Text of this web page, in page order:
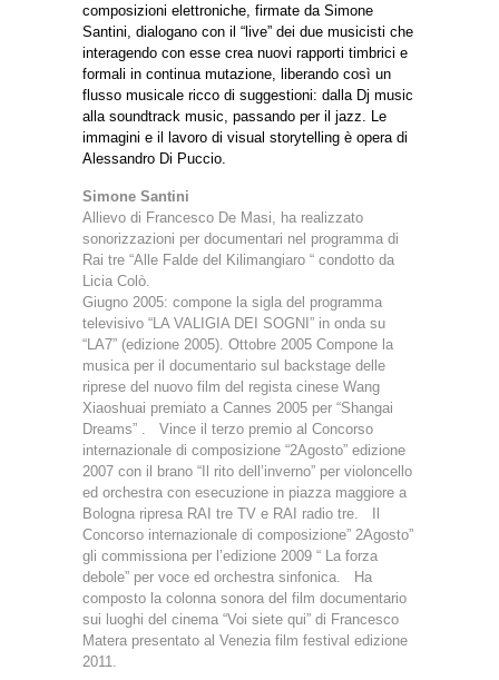
composizioni elettroniche, firmate da Simone
Santini, dialogano con il “live” dei due musicisti che
interagendo con esse crea nuovi rapporti timbrici e
formali in continua mutazione, liberando così un
flusso musicale ricco di suggestioni: dalla Dj music
alla soundtrack music, passando per il jazz. Le
immagini e il lavoro di visual storytelling è opera di
Alessandro Di Puccio.
Simone Santini
Allievo di Francesco De Masi, ha realizzato
sonorizzazioni per documentari nel programma di
Rai tre “Alle Falde del Kilimangiaro “ condotto da
Licia Colò.
Giugno 2005: compone la sigla del programma
televisivo “LA VALIGIA DEI SOGNI” in onda su
“LA7” (edizione 2005). Ottobre 2005 Compone la
musica per il documentario sul backstage delle
riprese del nuovo film del regista cinese Wang
Xiaoshuai premiato a Cannes 2005 per “Shangai
Dreams” . Vince il terzo premio al Concorso
internazionale di composizione “2Agosto” edizione
2007 con il brano “Il rito dell’inverno” per violoncello
ed orchestra con esecuzione in piazza maggiore a
Bologna ripresa RAI tre TV e RAI radio tre. Il
Concorso internazionale di composizione” 2Agosto”
gli commissiona per l’edizione 2009 “ La forza
debole” per voce ed orchestra sinfonica. Ha
composto la colonna sonora del film documentario
sui luoghi del cinema “Voi siete qui” di Francesco
Matera presentato al Venezia film festival edizione
2011.